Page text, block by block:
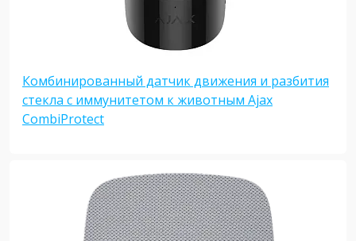
Комбинированный датчик движения и разбития
стекла с иммунитетом к животным Ajax
CombiProtect